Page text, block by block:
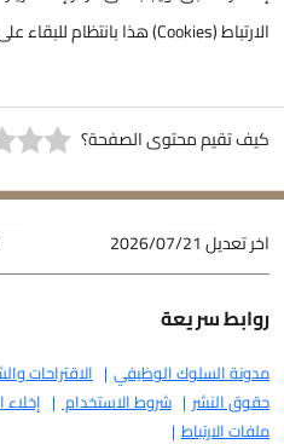
الارتباط (Cookies) هذا بانتظام للبقاء على اطلاع بشأن أي مستجدات.
كيف تقيم محتوى الصفحة؟
اخر تعديل2026/07/21
روابط سريعة
مدونة السلوك الوظيفي الاقتراحات
حقوق النشر
شروط الاستخدام
ملفات الارتباط